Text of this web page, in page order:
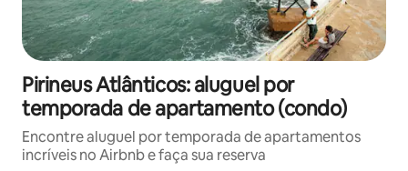
Pirineus Atlânticos: aluguel por
temporada de apartamento (condo)
Encontre aluguel por temporada de apartamentos
incríveis no Airbnb e faça sua reserva